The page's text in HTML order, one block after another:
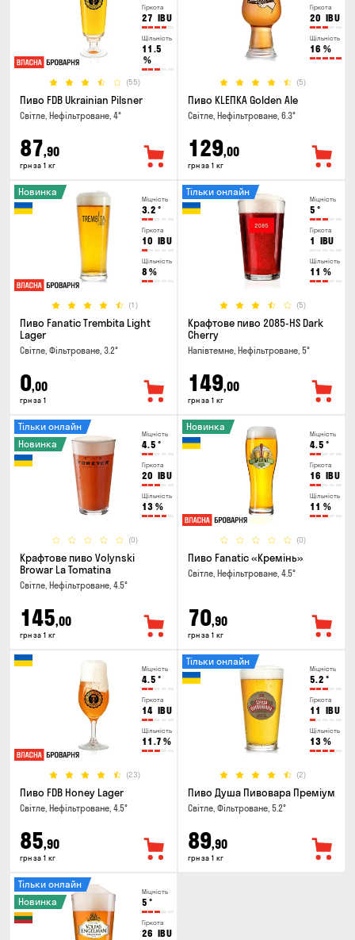
Гіркота
27 IBU
Щільність
11.5
%
(55)
Пиво FDB Ukrainian Pilsner
Світле, Нефільтроване, 4°
87,90
грн за 1 кг
Гіркота
20 IBU
Щільність
16 %
(5)
Пиво KLEПКА Golden Ale
Світле, Нефільтроване, 6.3°
129,00
грн за 1 кг
Міцність
3.2 °
Гіркота
10 IBU
Щільність
8 %
(1)
Новинка
Пиво Fanatic Trembita Light
Lager
Світле, Фільтроване, 3.2°
0,00
грн за 1
Міцність
5 °
Гіркота
1 IBU
Щільність
11 %
(5)
Тільки онлайн
Крафтове пиво 2085-HS Dark
Cherry
Напівтемне, Нефільтроване, 5°
149,00
грн за 1 кг
Міцність
4.5 °
Гіркота
20 IBU
Щільність
13 %
(0)
Тільки онлайн
Новинка
Крафтове пиво Volynski
Browar La Tomatina
Світле, Нефільтроване, 4.5°
145,00
грн за 1 кг
Міцність
4.5 °
Гіркота
16 IBU
Щільність
11 %
(0)
Новинка
Пиво Fanatic «Кремінь»
Світле, Нефільтроване, 4.5°
70,90
грн за 1 кг
Міцність
4.5 °
Гіркота
14 IBU
Щільність
11.7 %
(23)
Пиво FDB Honey Lager
Світле, Нефільтроване, 4.5°
85,90
грн за 1 кг
Міцність
5.2 °
Гіркота
11 IBU
Щільність
13 %
(2)
Тільки онлайн
Пиво Душа Пивовара Преміум
Світле, Фільтроване, 5.2°
89,90
грн за 1 кг
Міцність
5 °
Гіркота
26 IBU
Тільки онлайн
Новинка